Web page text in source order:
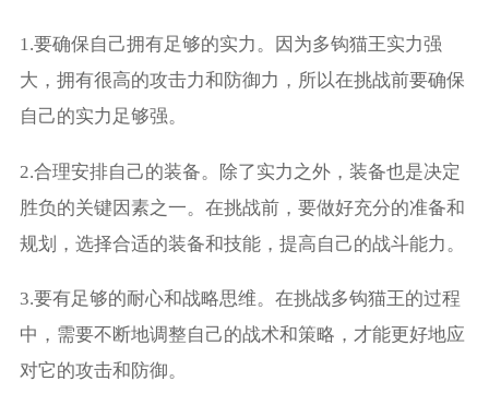
1.要确保自己拥有足够的实力。因为多钩猫王实力强
大，拥有很高的攻击力和防御力，所以在挑战前要确保
自己的实力足够强。
2.合理安排自己的装备。除了实力之外，装备也是决定
胜负的关键因素之一。在挑战前，要做好充分的准备和
规划，选择合适的装备和技能，提高自己的战斗能力。
3.要有足够的耐心和战略思维。在挑战多钩猫王的过程
中，需要不断地调整自己的战术和策略，才能更好地应
对它的攻击和防御。